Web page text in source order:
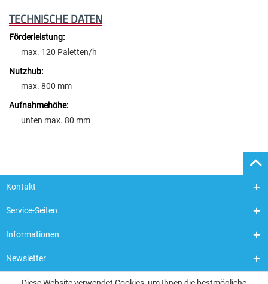
TECHNISCHE DATEN
Förderleistung:
max. 120 Paletten/h
Nutzhub:
max. 800 mm
Aufnahmehöhe:
unten max. 80 mm
Kontakt
Service-Seiten
Informationen
Newsletter